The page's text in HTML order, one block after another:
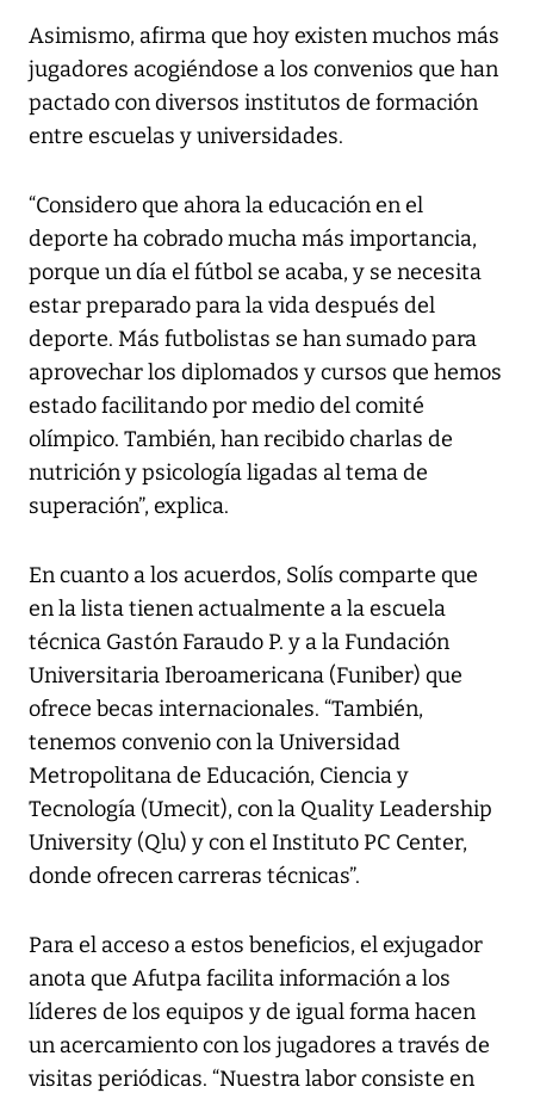
Asimismo, afirma que hoy existen muchos más
jugadores acogiéndose a los convenios que han
pactado con diversos institutos de formación
entre escuelas y universidades.
“Considero que ahora la educación en el
deporte ha cobrado mucha más importancia,
porque un día el fútbol se acaba, y se necesita
estar preparado para la vida después del
deporte. Más futbolistas se han sumado para
aprovechar los diplomados y cursos que hemos
estado facilitando por medio del comité
olímpico. También, han recibido charlas de
nutrición y psicología ligadas al tema de
superación”, explica.
En cuanto a los acuerdos, Solís comparte que
en la lista tienen actualmente a la escuela
técnica Gastón Faraudo P. y a la Fundación
Universitaria Iberoamericana (Funiber) que
ofrece becas internacionales. “También,
tenemos convenio con la Universidad
Metropolitana de Educación, Ciencia y
Tecnología (Umecit), con la Quality Leadership
University (Qlu) y con el Instituto PC Center,
donde ofrecen carreras técnicas”.
Para el acceso a estos beneficios, el exjugador
anota que Afutpa facilita información a los
líderes de los equipos y de igual forma hacen
un acercamiento con los jugadores a través de
visitas periódicas. “Nuestra labor consiste en